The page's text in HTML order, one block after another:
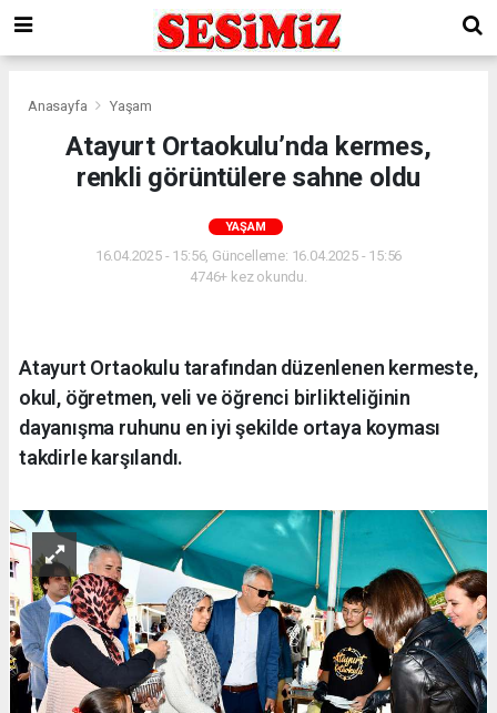
Anasayfa Yaşam
Atayurt Ortaokulu’nda kermes,
renkli görüntülere sahne oldu
YAŞAM
16.04.2025 - 15:56, Güncelleme: 16.04.2025 - 15:56
4746+ kez okundu.
Atayurt Ortaokulu tarafından düzenlenen kermeste,
okul, öğretmen, veli ve öğrenci birlikteliğinin
dayanışma ruhunu en iyi şekilde ortaya koyması
takdirle karşılandı.